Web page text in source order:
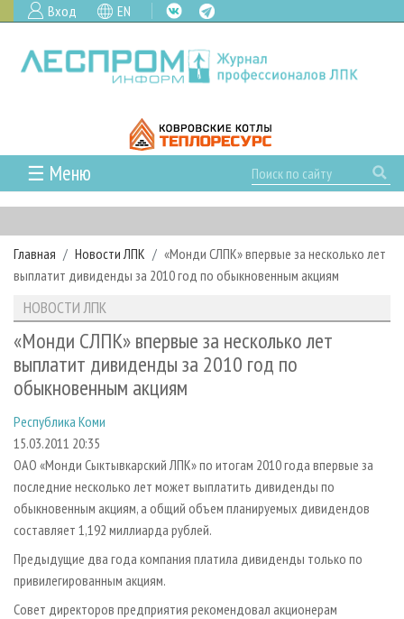
Вход EN
☰ Меню
ГЛАВНАЯ
РУБРИКИ И ТЕМЫ
РУБРИКИ ЖУРНАЛА
ЛЕСОЗАГОТОВКА
ЛЕСОПИЛЕНИЕ
ДЕРЕВООБРАБОТКА
СУШКА ДРЕВЕСИНЫ
ПРОИЗВОДСТВО ДРЕВЕСНЫХ ПЛИТ
ДЕРЕВЯННОЕ ДОМОСТРОЕНИЕ
ПРОИЗВОДСТВО МЕБЕЛИ
БИОЭНЕРГЕТИКА
ЦБП
НОВОСТИ
НОВОСТИ ЛПК
НОВОСТИ ЖУРНАЛА
НОВОСТИ КОМПАНИЙ
ПРОЕКТЫ ЛПИ
АНАЛИТИКА
ПРЕДПРИЯТИЯ ЛПК
ЛЕСНЫЕ РЕГИОНЫ РОССИИ
ПЕРСОНЫ
МОБИЛЬНЫЕ ВЫСТАВКИ
ОФИЦИАЛЬНЫЕ ДЕЛЕГАЦИИ
ПРИОРИТЕТНЫЕ ИНВЕСТПРОЕКТЫ
RUSSIAN FORESTRY REVIEW
ГАЗЕТА ЛЕСПРОМФОРУМ
АРХИВ
АРХИВ ЖУРНАЛОВ
СТАТЬИ
О ЖУРНАЛЕ
ПОДПИСКА
КОНТАКТЫ
РЕКЛАМОДАТЕЛЯМ
РЕКЛАМА
РЕКЛАМА НА САЙТЕ
Главная Новости ЛПК
«Монди СЛПК» впервые за несколько лет
выплатит дивиденды за 2010 год по обыкновенным акциям
НОВОСТИ ЛПК
«Монди СЛПК» впервые за несколько лет
выплатит дивиденды за 2010 год по
обыкновенным акциям
Республика Коми
15.03.2011 20:35
ОАО «Монди Сыктывкарский ЛПК» по итогам 2010 года впервые за
последние несколько лет может выплатить дивиденды по
обыкновенным акциям, а общий объем планируемых дивидендов
составляет 1,192 миллиарда рублей.
Предыдущие два года компания платила дивиденды только по
привилегированным акциям.
Совет директоров предприятия рекомендовал акционерам